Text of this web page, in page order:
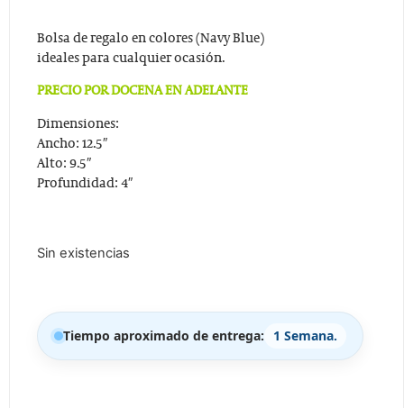
Bolsa de regalo en colores (Navy Blue)
ideales para cualquier ocasión.
PRECIO POR DOCENA EN ADELANTE
Dimensiones:
Ancho: 12.5″
Alto: 9.5″
Profundidad: 4″
Sin existencias
Tiempo aproximado de entrega: 1 Semana.